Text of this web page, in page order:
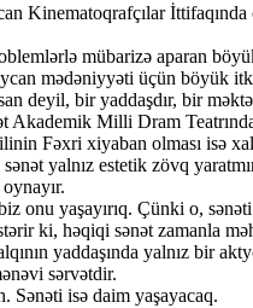
Kinematoqrafçılar
mübarizə aparan
mədəniyyəti üçün böyük
deyil, bir yaddaşdır, bir
Akademik Milli Dram
Fəxri xiyaban olması isə
yalnız estetik zövq
onu yaşayırıq. Çünki o,
ki, həqiqi sənət zamanla
yaddaşında yalnız bir
sərvətdir.
Sənəti isə daim yaşayacaq.